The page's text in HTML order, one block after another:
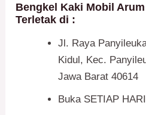
Bengkel Kaki Mobil
Terletak di :
Jl. Raya
Kidul, Kec.
Jawa Barat 40614
Buka SETIAP